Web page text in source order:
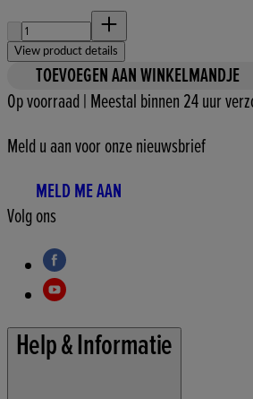
Aantal:
View product details
TOEVOEGEN AAN WINKELMANDJE
Op voorraad | Meestal binnen 24 uur
Meld u aan voor onze nieuwsbrief
MELD ME AAN
Volg ons
Help & Informatie